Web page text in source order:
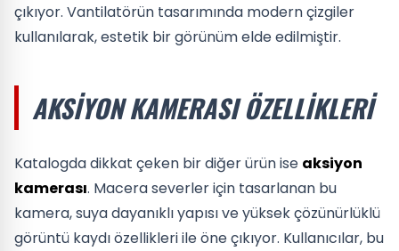
çıkıyor. Vantilatörün tasarımında modern çizgiler
kullanılarak, estetik bir görünüm elde edilmiştir.
AKSIYON KAMERASI ÖZELLIKLERI
Katalogda dikkat çeken bir diğer ürün ise aksiyon
kamerası. Macera severler için tasarlanan bu
kamera, suya dayanıklı yapısı ve yüksek çözünürlüklü
görüntü kaydı özellikleri ile öne çıkıyor. Kullanıcılar, bu